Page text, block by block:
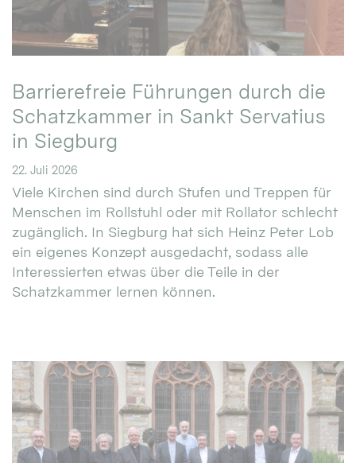
Barrierefreie Führungen durch die
Schatzkammer in Sankt Servatius
in Siegburg
22. Juli 2026
Viele Kirchen sind durch Stufen und Treppen für
Menschen im Rollstuhl oder mit Rollator schlecht
zugänglich. In Siegburg hat sich Heinz Peter Lob
ein eigenes Konzept ausgedacht, sodass alle
Interessierten etwas über die Teile in der
Schatzkammer lernen können.